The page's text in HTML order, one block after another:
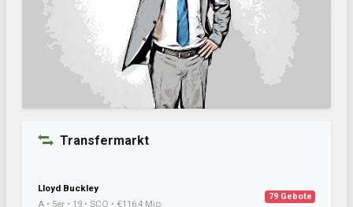
Transfermarkt
Lloyd Buckley
A • 5er • 19 • SCO • €116,4 Mio
79 Gebote